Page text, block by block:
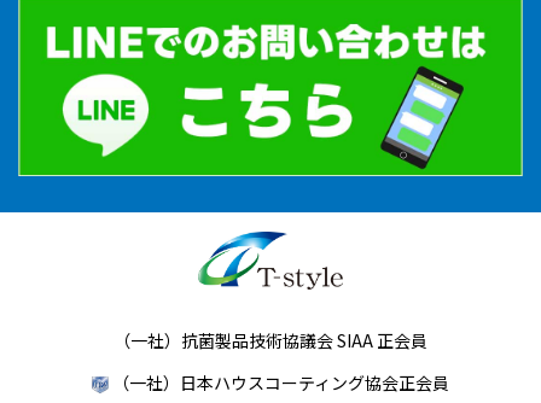
（一社）抗菌製品技術協議会 SIAA 正会員
（一社）日本ハウスコーティング協会正会員